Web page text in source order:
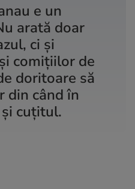
e un
arată doar
ci și
comițiilor de
doritoare să
din când în
cuțitul.